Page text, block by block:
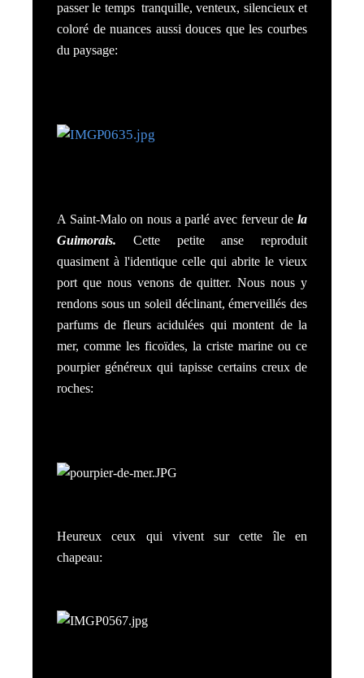
passer le temps tranquille, venteux, silencieux et
coloré de nuances aussi douces que les courbes
du paysage:
A Saint-Malo on nous a parlé avec ferveur de la
Guimorais. Cette petite anse reproduit
quasiment à l'identique celle qui abrite le vieux
port que nous venons de quitter. Nous nous y
rendons sous un soleil déclinant, émerveillés des
parfums de fleurs acidulées qui montent de la
mer, comme les ficoïdes, la criste marine ou ce
pourpier généreux qui tapisse certains creux de
roches:
Heureux ceux qui vivent sur cette île en
chapeau: